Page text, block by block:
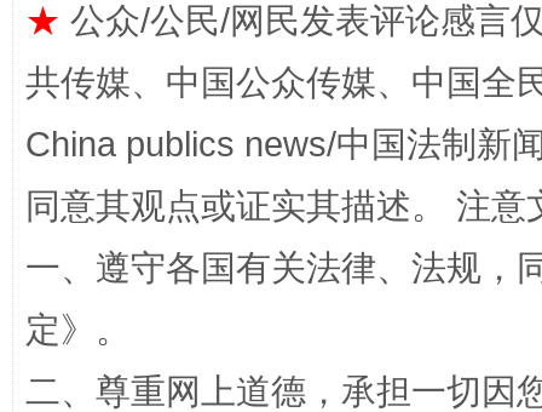
★ 公众/公民/网民发表评论感言
共传媒、中国公众传媒、中国全
China publics news/中国法制新
同意其观点或证实其描述。 注
一、遵守各国有关法律、法规，
定》。
二、尊重网上道德，承担一切因